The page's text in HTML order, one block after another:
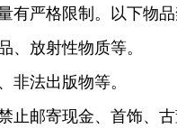
有严格限制。以下物
、放射性物质等。
非法出版物等。
止邮寄现金、首饰、